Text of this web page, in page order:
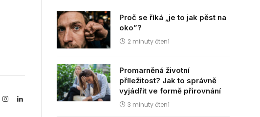
InstagramLinkedIn
Proč se říká „je to jak pěst na
oko”?
2 minuty čtení
Promarněná životní
příležitost? Jak to správně
vyjádřit ve formě přirovnání
3 minuty čtení